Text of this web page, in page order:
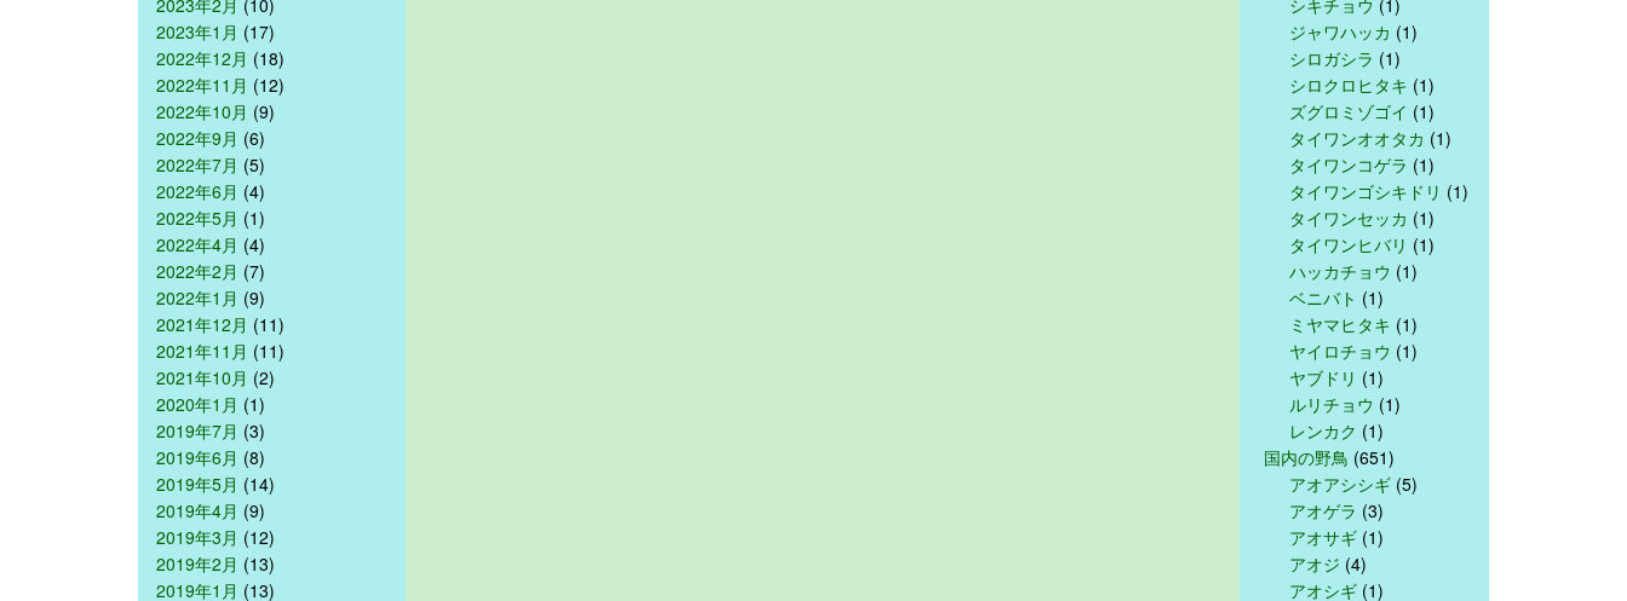
2023年1月 (17)
2022年12月 (18)
2022年11月 (12)
2022年10月 (9)
2022年9月 (6)
2022年7月 (5)
2022年6月 (4)
2022年5月 (1)
2022年4月 (4)
2022年2月 (7)
2022年1月 (9)
2021年12月 (11)
2021年11月 (11)
2021年10月 (2)
2020年1月 (1)
2019年7月 (3)
2019年6月 (8)
2019年5月 (14)
2019年4月 (9)
2019年3月 (12)
2019年2月 (13)
2019年1月 (13)
ジャワハッカ (1)
シロガシラ (1)
シロクロヒタキ (1)
ズグロミゾゴイ (1)
タイワンオオタカ (1)
タイワンコゲラ (1)
タイワンゴシキドリ (1)
タイワンセッカ (1)
タイワンヒバリ (1)
ハッカチョウ (1)
ベニバト (1)
ミヤマヒタキ (1)
ヤイロチョウ (1)
ヤブドリ (1)
ルリチョウ (1)
レンカク (1)
国内の野鳥 (651)
アオアシシギ (5)
アオゲラ (3)
アオサギ (1)
アオジ (4)
アオシギ (1)